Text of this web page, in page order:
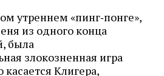
утреннем «пинг‑понге»,
из одного конца
была
злокозненная игра
касается Клигера,